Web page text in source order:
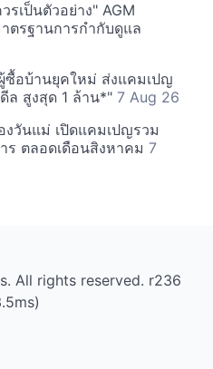
รเป็นตัวอย่าง" AGM
ตรฐานการกำกับดูแล
ซื้อบ้านยุคใหม่ ส่งแคมเปญ
ล สูงสุด 1 ล้าน*" 7 Aug 26
วันแม่ เปิดแคมเปญรวม
ร ตลอดเดือนสิงหาคม 7
All rights reserved. r236